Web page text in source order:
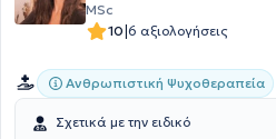
MSc
10|6 αξιολογήσεις
Ανθρωπιστική Ψυχοθεραπεία
Σχετικά με την ειδικό